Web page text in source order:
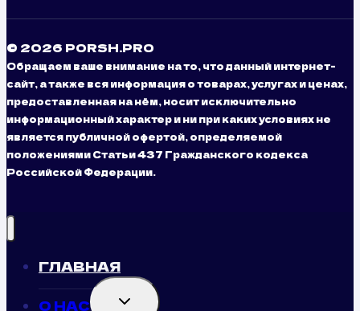
© 2026 PORSH.PRO
Обращаем ваше внимание на то, что данный интернет-
сайт, а также вся информация о товарах, услугах и ценах,
предоставленная на нём, носит исключительно
информационный характер и ни при каких условиях не
является публичной офертой, определяемой
положениями Статьи 437 Гражданского кодекса
Российской Федерации.
ГЛАВНАЯ
О НАС TOGGLE
CHILD